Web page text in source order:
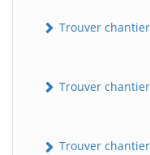
Trouver
Trouver
Trouver